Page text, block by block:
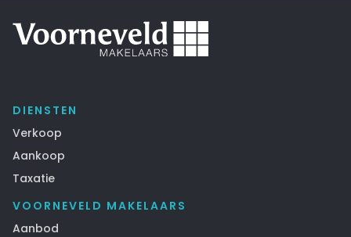
DIENSTEN
Verkoop
Aankoop
Taxatie
VOORNEVELD MAKELAARS
Aanbod